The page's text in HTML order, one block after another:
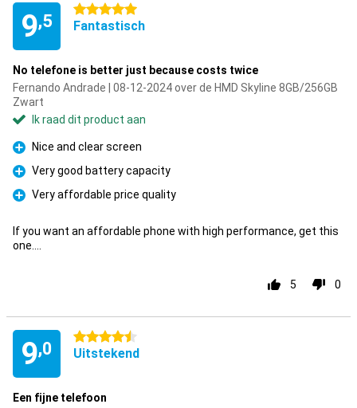
9,5
5 sterren
Fantastisch
No telefone is better just because costs twice
Fernando Andrade | 08-12-2024 over de HMD Skyline 8GB/256GB
Zwart
Ik raad dit product aan
Pluspunt
Nice and clear screen
Pluspunt
Very good battery capacity
Pluspunt
Very affordable price quality
If you want an affordable phone with high performance, get this
one....
5 0
9,0
4.5 sterren
Uitstekend
Een fijne telefoon